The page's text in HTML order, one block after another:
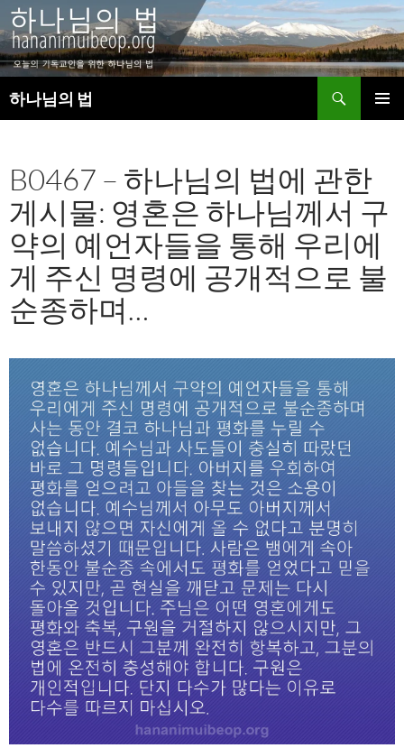
하나님의 법
색
로
건
너
뛰
기
B0467 – 하나님의 법에 관한
게시물: 영혼은 하나님께서 구
약의 예언자들을 통해 우리에
게 주신 명령에 공개적으로 불
순종하며…